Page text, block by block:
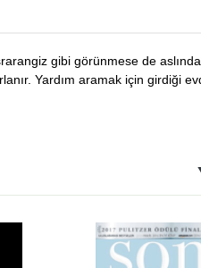
gibi görünmese de
Yardım aramak için girdiği
15